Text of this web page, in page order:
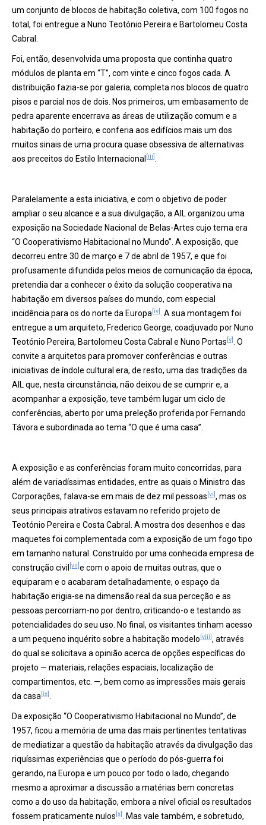
um conjunto de blocos de habitação coletiva, com 100 fogos no
total, foi entregue a Nuno Teotónio Pereira e Bartolomeu Costa
Cabral.
Foi, então, desenvolvida uma proposta que continha quatro
módulos de planta em “T”, com vinte e cinco fogos cada. A
distribuição fazia-se por galeria, completa nos blocos de quatro
pisos e parcial nos de dois. Nos primeiros, um embasamento de
pedra aparente encerrava as áreas de utilização comum e a
habitação do porteiro, e conferia aos edifícios mais um dos
muitos sinais de uma procura quase obsessiva de alternativas
aos preceitos do Estilo Internacional [iii]
Paralelamente a esta iniciativa, e com o objetivo de poder
ampliar o seu alcance e a sua divulgação, a AIL organizou uma
exposição na Sociedade Nacional de Belas-Artes cujo tema era
“O Cooperativismo Habitacional no Mundo”. A exposição, que
decorreu entre 30 de março e 7 de abril de 1957, e que foi
profusamente difundida pelos meios de comunicação da época,
pretendia dar a conhecer o êxito da solução cooperativa na
habitação em diversos países do mundo, com especial
incidência para os do norte da Europa [iv]
. A sua montagem foi
entregue a um arquiteto, Frederico George, coadjuvado por Nuno
Teotónio Pereira, Bartolomeu Costa Cabral e Nuno Portas [v]
. O
convite a arquitetos para promover conferências e outras
iniciativas de índole cultural era, de resto, uma das tradições da
AIL que, nesta circunstância, não deixou de se cumprir e, a
acompanhar a exposição, teve também lugar um ciclo de
conferências, aberto por uma preleção proferida por Fernando
Távora e subordinada ao tema “O que é uma casa”.
A exposição e as conferências foram muito concorridas, para
além de variadíssimas entidades, entre as quais o Ministro das
Corporações, falava-se em mais de dez mil pessoas [vi], mas os
seus principais atrativos estavam no referido projeto de
Teotónio Pereira e Costa Cabral. A mostra dos desenhos e das
maquetes foi complementada com a exposição de um fogo tipo
em tamanho natural. Construído por uma conhecida empresa de
construção civil [vii]e com o apoio de muitas outras, que o
equiparam e o acabaram detalhadamente, o espaço da
habitação erigia-se na dimensão real da sua perceção e as
pessoas percorriam-no por dentro, criticando-o e testando as
potencialidades do seu uso. No final, os visitantes tinham acesso
a um pequeno inquérito sobre a habitação modelo [viii], através
do qual se solicitava a opinião acerca de opções específicas do
projeto — materiais, relações espaciais, localização de
compartimentos, etc. —, bem como as impressões mais gerais
da casa [ix]
Da exposição “O Cooperativismo Habitacional no Mundo”, de
1957, ficou a memória de uma das mais pertinentes tentativas
de mediatizar a questão da habitação através da divulgação das
riquíssimas experiências que o período do pós-guerra foi
gerando, na Europa e um pouco por todo o lado, chegando
mesmo a aproximar a discussão a matérias bem concretas
como a do uso da habitação, embora a nível oficial os resultados
fossem praticamente nulos [x]
. Mas vale também, e sobretudo,